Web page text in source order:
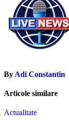
By Adi Constantin
Articole similare
Actualitate